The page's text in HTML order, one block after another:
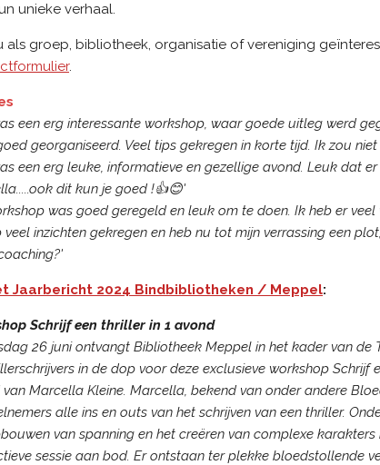
unieke verhaal.
als groep, bibliotheek, organisatie of vereniging
.
een erg interessante workshop, waar goede uitleg werd
georganiseerd. Veel tips gekregen in korte tijd. Ik zou
een erg leuke, informatieve en gezellige avond. Leuk dat
dit kun je goed !👍😊'
was goed geregeld en leuk om te doen. Ik heb er veel
veel inzichten gekregen en heb nu tot mijn verrassing een
Jaarbericht 2024 Bindbibliotheken / Meppel:
Schrijf een thriller in 1 avond
26 juni ontvangt Bibliotheek Meppel in het kader van de
in de dop voor deze exclusieve workshop Schrijf
Marcella Kleine. Marcella, bekend van onder andere
alle ins en outs van het schrijven van een thriller.
van spanning en het creëren van complexe karakters
sessie aan bod. Er ontstaan ter plekke bloedstollende